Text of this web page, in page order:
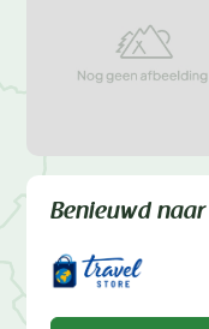
Benieuwd